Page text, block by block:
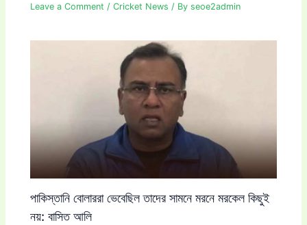
Leave a Comment /Cricket News / Byseoe2admin
পাকিস্তানি বোলাররা ভেবেছিল তাদের সামনে মরনে মরকেল কিছুই
নয়: বাসিত আলি